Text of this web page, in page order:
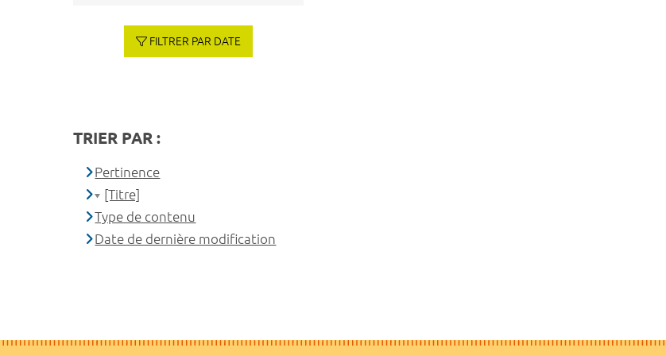
FILTRER PAR DATE
TRIER PAR :
Pertinence
[Titre]
Type de contenu
Date de dernière modification